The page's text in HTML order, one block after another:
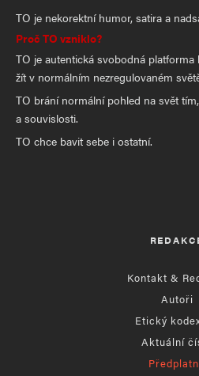
TO je nekorektní humor, satira a
Proč TO vzniklo?
TO je autentická svobodná
žít v normálním nezregulovaném
TO brání normální pohled na svět
a souvislosti.
TO chce bavit sebe i ostatní.
Kontakt &
Autoři
Etický
Aktuální